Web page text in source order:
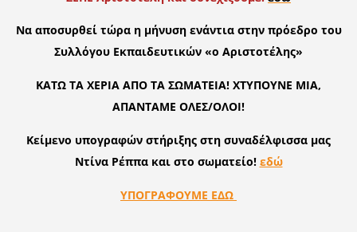
Να αποσυρθεί τώρα η μήνυση ενάντια στην πρόεδρο του
Συλλόγου Εκπαιδευτικών «ο Αριστοτέλης»
ΚΑΤΩ ΤΑ ΧΕΡΙΑ ΑΠΟ ΤΑ ΣΩΜΑΤΕΙΑ! ΧΤΥΠΟΥΝΕ ΜΙΑ,
ΑΠΑΝΤΑΜΕ ΟΛΕΣ/ΟΛΟΙ!
Κείμενο υπογραφών στήριξης στη συναδέλφισσα μας
Ντίνα Ρέππα και στο σωματείο! εδώ
ΥΠΟΓΡΑΦΟΥΜΕ ΕΔΩ